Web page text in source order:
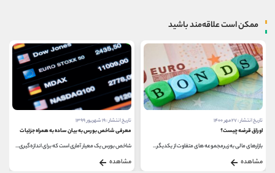
ممکن است علاقه‌مند باشید
تاریخ انتشار : ۱۹ شهریور ۱۳۹۹
معرفی شاخص بورس به بیان ساده به همراه جزئیات
شاخص بورس یک معیار آماری است که برای اندازه‌گیری...
مشاهده
تاریخ انتشار : ۱۵ دی ۱۳۹۹
معرفی شاخص S&P 500
شاخص S&P 500، یک شاخص وزن شده بر اساس ارزش بازار...
مشاهده